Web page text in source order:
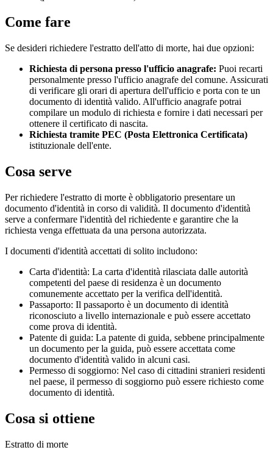
Come fare
Se desideri richiedere l'estratto dell'atto di morte, hai due opzioni:
Richiesta di persona presso l'ufficio anagrafe: Puoi recarti
personalmente presso l'ufficio anagrafe del comune. Assicurati
di verificare gli orari di apertura dell'ufficio e porta con te un
documento di identità valido. All'ufficio anagrafe potrai
compilare un modulo di richiesta e fornire i dati necessari per
ottenere il certificato di nascita.
Richiesta tramite PEC (Posta Elettronica Certificata)
istituzionale dell'ente.
Cosa serve
Per richiedere l'estratto di morte è obbligatorio presentare un
documento d'identità in corso di validità. Il documento d'identità
serve a confermare l'identità del richiedente e garantire che la
richiesta venga effettuata da una persona autorizzata.
I documenti d'identità accettati di solito includono:
Carta d'identità: La carta d'identità rilasciata dalle autorità
competenti del paese di residenza è un documento
comunemente accettato per la verifica dell'identità.
Passaporto: Il passaporto è un documento di identità
riconosciuto a livello internazionale e può essere accettato
come prova di identità.
Patente di guida: La patente di guida, sebbene principalmente
un documento per la guida, può essere accettata come
documento d'identità valido in alcuni casi.
Permesso di soggiorno: Nel caso di cittadini stranieri residenti
nel paese, il permesso di soggiorno può essere richiesto come
documento di identità.
Cosa si ottiene
Estratto di morte